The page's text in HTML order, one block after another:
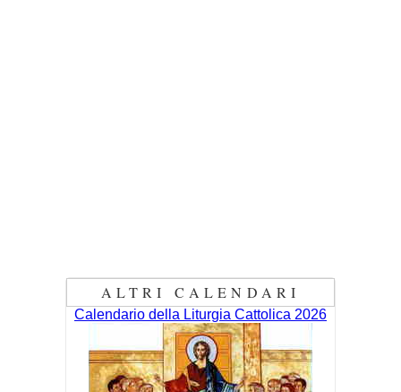
ALTRI CALENDARI
Calendario della Liturgia Cattolica 2026